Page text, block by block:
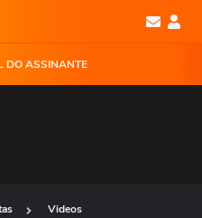
DO ASSINANTE
Videos